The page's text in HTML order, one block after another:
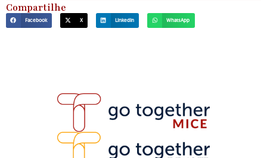
Compartilhe
Facebook X LinkedIn WhatsApp